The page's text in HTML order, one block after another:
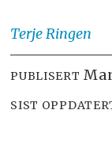
TerjeRingen
PUBLISERT
SIST